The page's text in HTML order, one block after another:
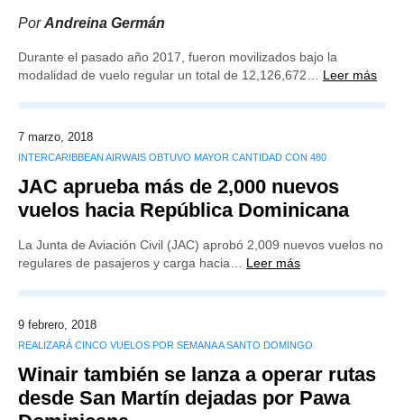
PorAndreina Germán
Durante el pasado año 2017, fueron movilizados bajo la
modalidad de vuelo regular un total de 12,126,672… Leer más
7 marzo, 2018
INTERCARIBBEAN AIRWAIS OBTUVO MAYOR CANTIDAD CON 480
JAC aprueba más de 2,000 nuevos
vuelos hacia República Dominicana
La Junta de Aviación Civil (JAC) aprobó 2,009 nuevos vuelos no
regulares de pasajeros y carga hacia… Leer más
9 febrero, 2018
REALIZARÁ CINCO VUELOS POR SEMANA A SANTO DOMINGO
Winair también se lanza a operar rutas
desde San Martín dejadas por Pawa